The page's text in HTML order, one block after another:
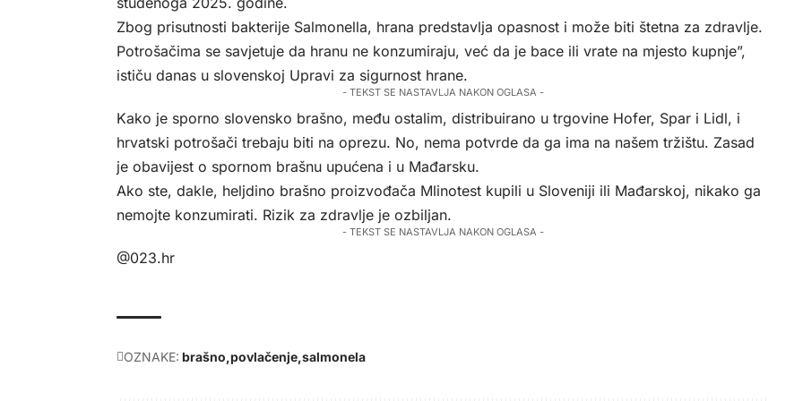
Zbog prisutnosti bakterije Salmonella, hrana predstavlja opasnost i može biti štetna za zdravlje.
Potrošačima se savjetuje da hranu ne konzumiraju, već da je bace ili vrate na mjesto kupnje”,
ističu danas u slovenskoj Upravi za sigurnost hrane.
- TEKST SE NASTAVLJA NAKON OGLASA -
Kako je sporno slovensko brašno, među ostalim, distribuirano u trgovine Hofer, Spar i Lidl, i
hrvatski potrošači trebaju biti na oprezu. No, nema potvrde da ga ima na našem tržištu. Zasad
je obavijest o spornom brašnu upućena i u Mađarsku.
Ako ste, dakle, heljdino brašno proizvođača Mlinotest kupili u Sloveniji ili Mađarskoj, nikako ga
nemojte konzumirati. Rizik za zdravlje je ozbiljan.
- TEKST SE NASTAVLJA NAKON OGLASA -
@023.hr
OZNAKE: brašno povlačenje salmonela